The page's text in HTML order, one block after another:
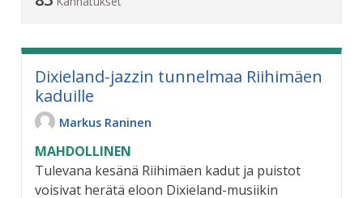
Dixieland-jazzin tunnelmaa Riihimäen
kaduille
Markus Raninen
MAHDOLLINEN
Tulevana kesänä Riihimäen kadut ja puistot
voisivat herätä eloon Dixieland-musiikin